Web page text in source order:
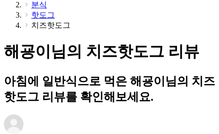
분식
핫도그
치즈핫도그
해굥이님의 치즈핫도그 리뷰
아침에 일반식으로 먹은 해굥이님의 치즈
핫도그 리뷰를 확인해보세요.